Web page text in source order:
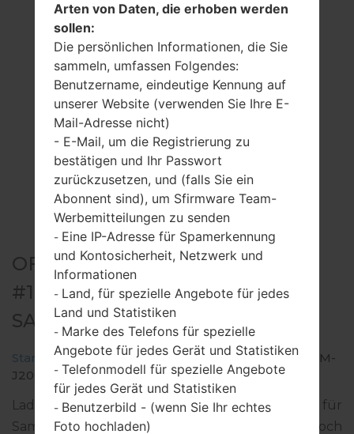
OFFIZIELLER FIRMWARE
#15640 FÜR SM-J200GU -
SAMSUNGGALAXY J2
Startseite →Galaxy J2 →SamsungSM-J200GU →
SM-
J200GU_1_20180108123253_c95abvdx97.zip
Laden Sie das neueste Firmware-Update für
Samsung Galaxy J2 herunter. Vergessen Sie jedoch
Arten von Daten, die erhoben werden
sollen:
Die persönlichen Informationen, die Sie
sammeln, umfassen Folgendes:
Benutzername, eindeutige Kennung auf
unserer Website (verwenden Sie Ihre E-
Mail-Adresse nicht)
- E-Mail, um die Registrierung zu
bestätigen und Ihr Passwort
zurückzusetzen, und (falls Sie ein
Abonnent sind), um Sfirmware Team-
Werbemitteilungen zu senden
- Eine IP-Adresse für Spamerkennung
und Kontosicherheit, Netzwerk und
Informationen
- Land, für spezielle Angebote für jedes
Land und Statistiken
- Marke des Telefons für spezielle
Angebote für jedes Gerät und Statistiken
- Telefonmodell für spezielle Angebote
für jedes Gerät und Statistiken
- Benutzerbild - (wenn Sie Ihr echtes
Foto hochladen)